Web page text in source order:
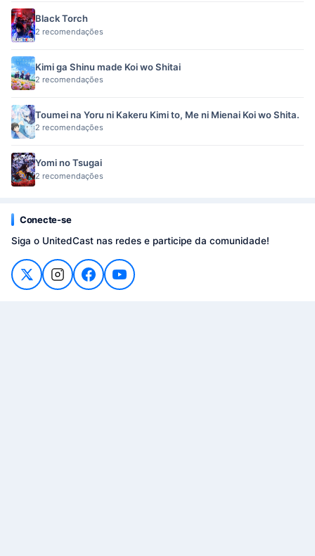
Black Torch
2 recomendações
Kimi ga Shinu made Koi wo Shitai
2 recomendações
Toumei na Yoru ni Kakeru Kimi to, Me ni Mienai Koi wo Shita.
2 recomendações
Yomi no Tsugai
2 recomendações
Conecte-se
Siga o UnitedCast nas redes e participe da comunidade!